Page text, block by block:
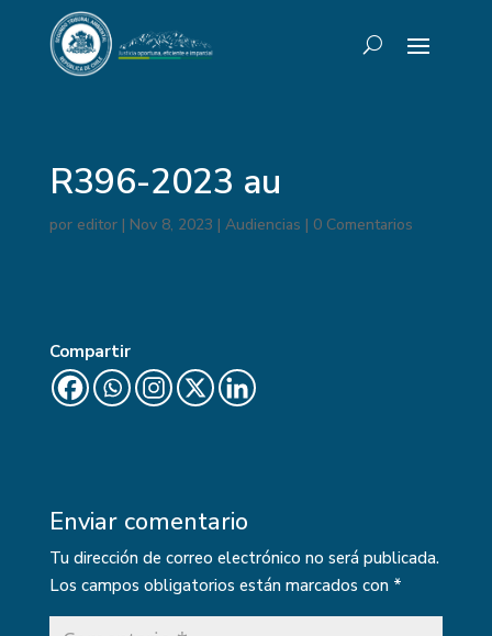
R396-2023 au
por editor| Nov 8, 2023 | Audiencias | 0 Comentarios
Compartir
Enviar comentario
Tu dirección de correo electrónico no será publicada.
Los campos obligatorios están marcados con *